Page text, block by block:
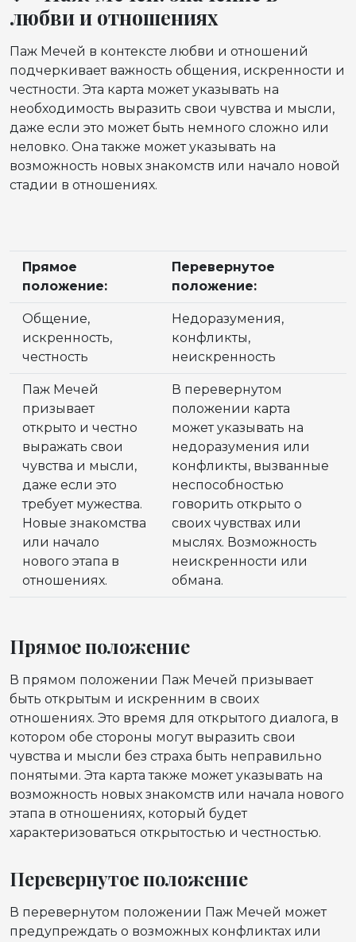
любви и отношениях
Паж Мечей в контексте любви и отношений
подчеркивает важность общения, искренности и
честности. Эта карта может указывать на
необходимость выразить свои чувства и мысли,
даже если это может быть немного сложно или
неловко. Она также может указывать на
возможность новых знакомств или начало новой
стадии в отношениях.
Прямое
положение:
Перевернутое
положение:
Общение,
искренность,
честность
Недоразумения,
конфликты,
неискренность
Паж Мечей
призывает
открыто и честно
выражать свои
чувства и мысли,
даже если это
требует мужества.
Новые знакомства
или начало
нового этапа в
отношениях.
В перевернутом
положении карта
может указывать на
недоразумения или
конфликты, вызванные
неспособностью
говорить открыто о
своих чувствах или
мыслях. Возможность
неискренности или
обмана.
Прямое положение
В прямом положении Паж Мечей призывает
быть открытым и искренним в своих
отношениях. Это время для открытого диалога, в
котором обе стороны могут выразить свои
чувства и мысли без страха быть неправильно
понятыми. Эта карта также может указывать на
возможность новых знакомств или начала нового
этапа в отношениях, который будет
характеризоваться открытостью и честностью.
Перевернутое положение
В перевернутом положении Паж Мечей может
предупреждать о возможных конфликтах или